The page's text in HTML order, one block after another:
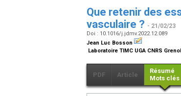
Que retenir des
vasculaire ? - 21/02/23
Doi : 10.1016/j.jdmv.2022.12.089
Jean Luc Bosson
Laboratoire TIMC UGA CNRS
PDF Article
Résumé
Mots clés